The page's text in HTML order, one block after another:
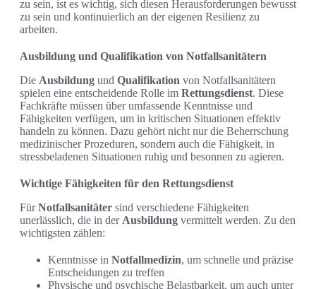
zu sein, ist es wichtig, sich diesen Herausforderungen bewusst
zu sein und kontinuierlich an der eigenen Resilienz zu
arbeiten.
Ausbildung und Qualifikation von Notfallsanitätern
Die Ausbildung und Qualifikation von Notfallsanitätern
spielen eine entscheidende Rolle im Rettungsdienst. Diese
Fachkräfte müssen über umfassende Kenntnisse und
Fähigkeiten verfügen, um in kritischen Situationen effektiv
handeln zu können. Dazu gehört nicht nur die Beherrschung
medizinischer Prozeduren, sondern auch die Fähigkeit, in
stressbeladenen Situationen ruhig und besonnen zu agieren.
Wichtige Fähigkeiten für den Rettungsdienst
FürNotfallsanitäter sind verschiedene Fähigkeiten
unerlässlich, die in der Ausbildung vermittelt werden. Zu den
wichtigsten zählen:
Kenntnisse in Notfallmedizin, um schnelle und präzise
Entscheidungen zu treffen
Physische und psychische Belastbarkeit, um auch unter